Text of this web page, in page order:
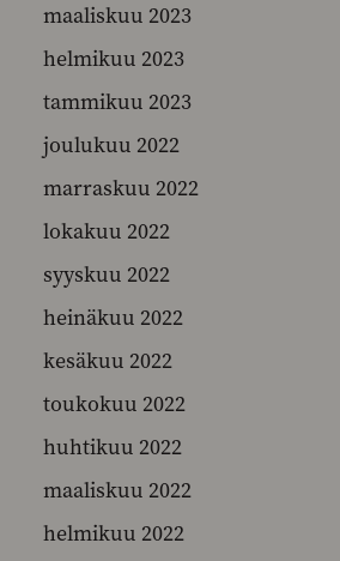
maaliskuu 2023
helmikuu 2023
tammikuu 2023
joulukuu 2022
marraskuu 2022
lokakuu 2022
syyskuu 2022
heinäkuu 2022
kesäkuu 2022
toukokuu 2022
huhtikuu 2022
maaliskuu 2022
helmikuu 2022